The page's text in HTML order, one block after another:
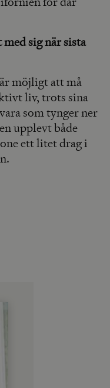
sig när sista
möjligt att må
liv, trots sina
som tynger ner
upplevt både
ett litet drag i